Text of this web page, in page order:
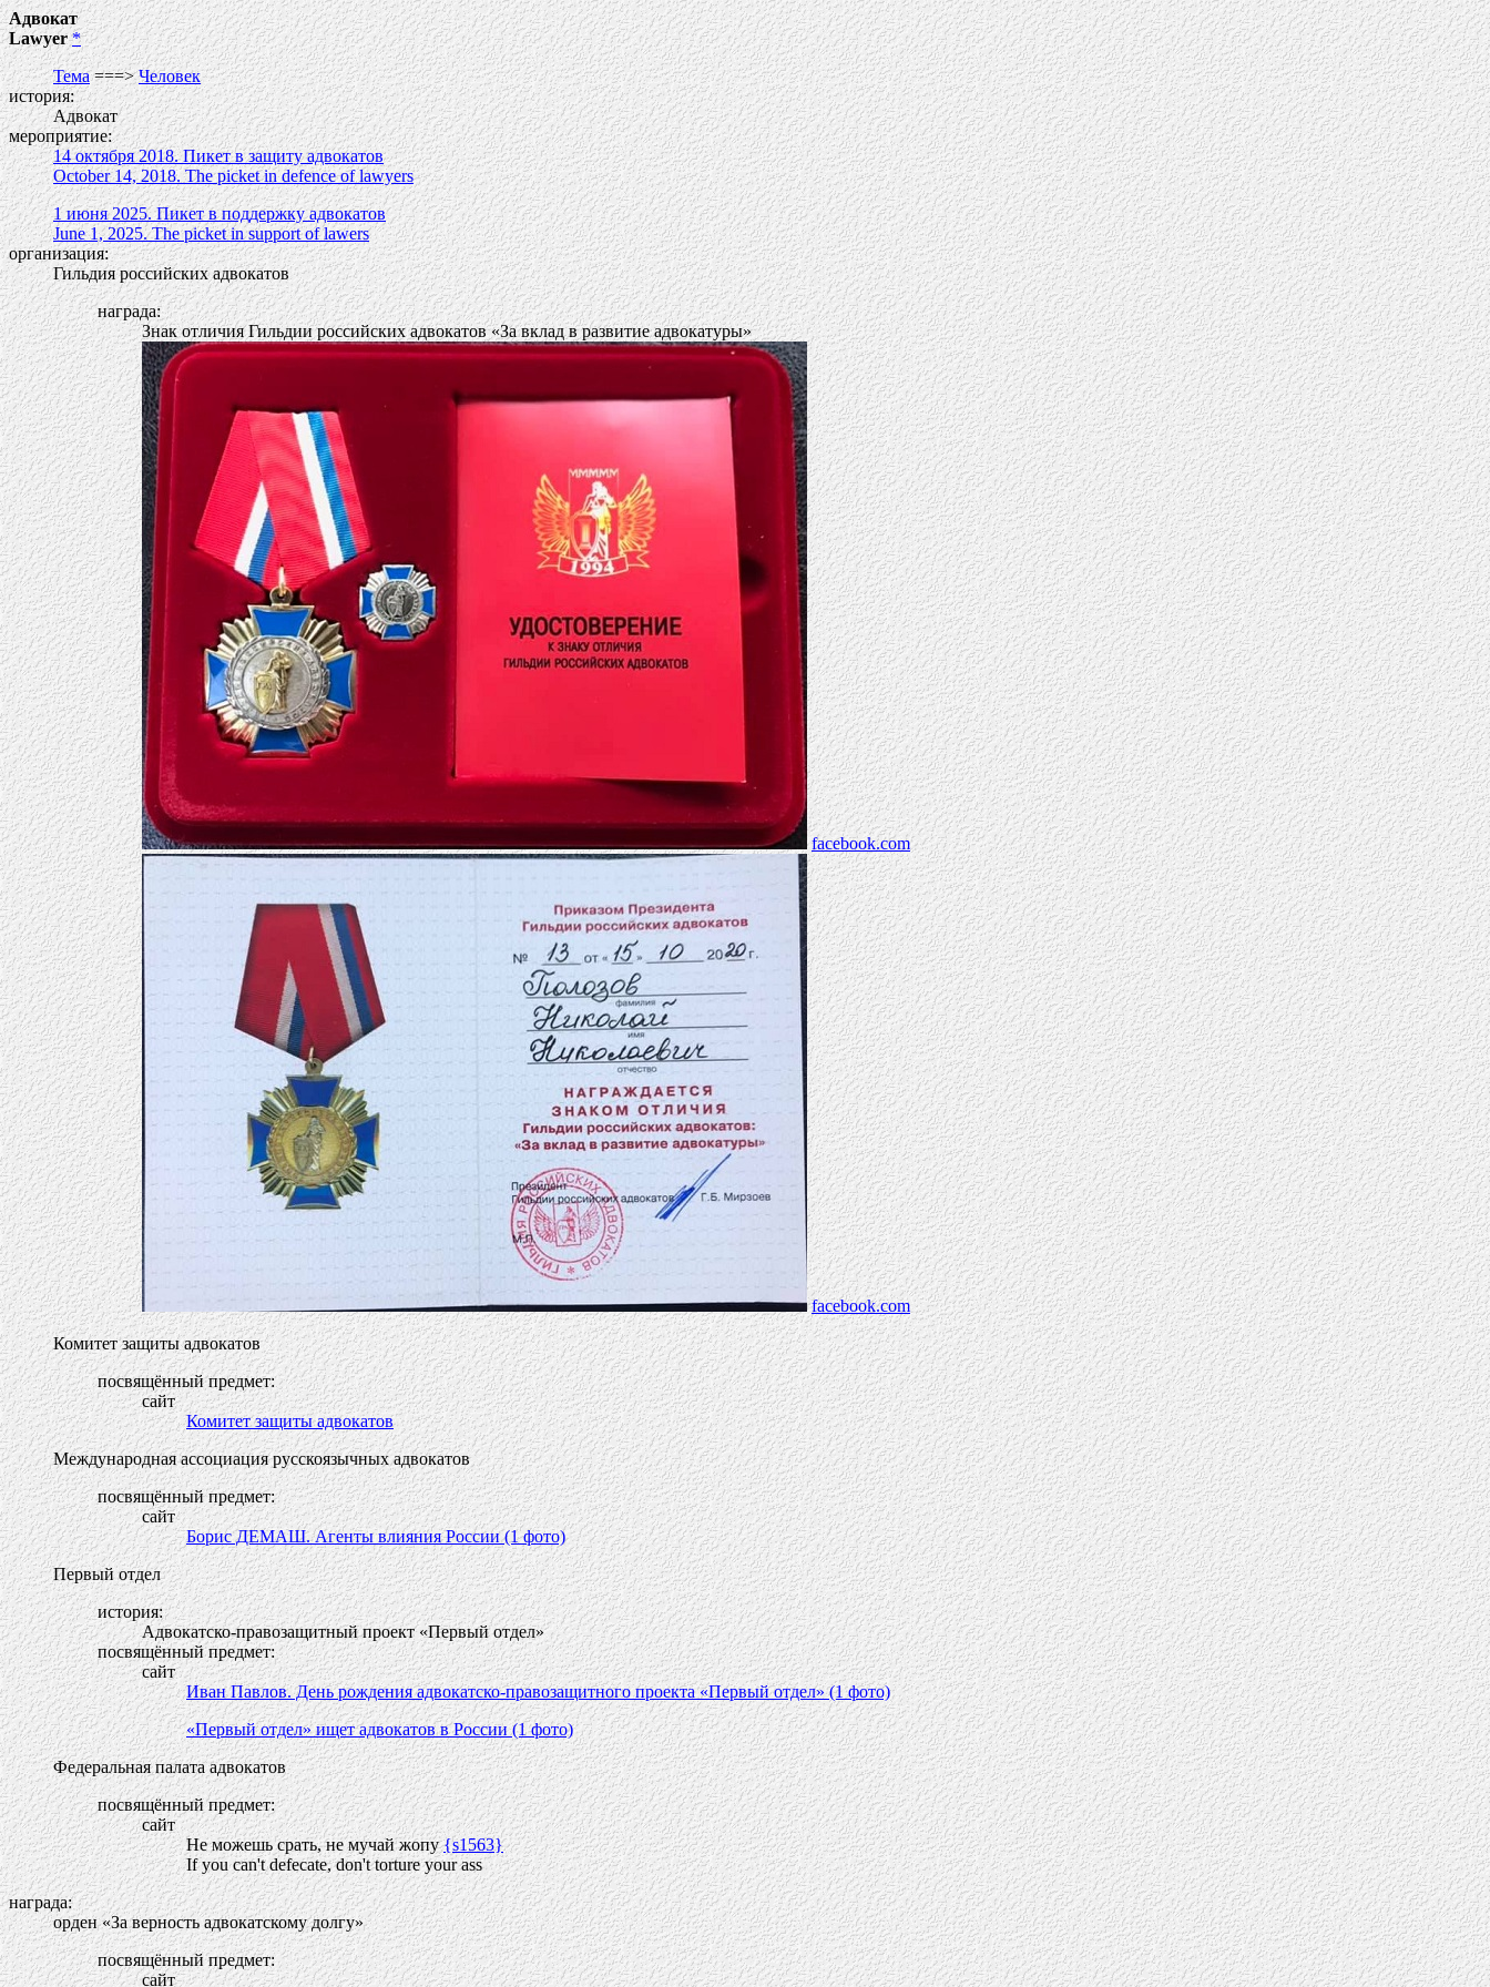
Адвокат
Lawyer *
Тема===>Человек
история:
Адвокат
мероприятие:
14 октября 2018. Пикет в защиту адвокатов
October 14, 2018. The picket in defence of lawyers
1 июня 2025. Пикет в поддержку адвокатов
June 1, 2025. The picket in support of lawers
организация:
Гильдия российских адвокатов
награда:
Знак отличия Гильдии российских адвокатов «За вклад в развитие адвокатуры»
facebook.com
facebook.com
Комитет защиты адвокатов
посвящённый предмет:
сайт
Комитет защиты адвокатов
Международная ассоциация русскоязычных адвокатов
посвящённый предмет:
сайт
Борис ДЕМАШ. Агенты влияния России (1 фото)
Первый отдел
история:
Адвокатско-правозащитный проект «Первый отдел»
посвящённый предмет:
сайт
Иван Павлов. День рождения адвокатско-правозащитного проекта «Первый отдел» (1 фото)
«Первый отдел» ищет адвокатов в России (1 фото)
Федеральная палата адвокатов
посвящённый предмет:
сайт
Не можешь срать, не мучай жопу{s1563}
If you can't defecate, don't torture your ass
награда:
орден «За верность адвокатскому долгу»
посвящённый предмет:
сайт